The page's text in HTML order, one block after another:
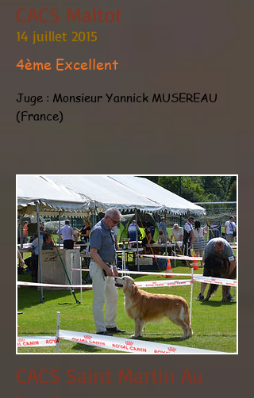
CACS Maltot
14 juillet 2015
4ème Excellent
Juge : Monsieur Yannick MUSEREAU
(France)
CACS Saint Martin Au